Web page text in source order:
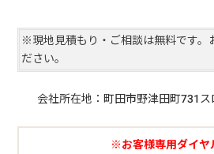
※現地見積もり・ご相談は無料です。
ださい。
会社所在地：町田市野津田町731
※お客様専用ダイヤ